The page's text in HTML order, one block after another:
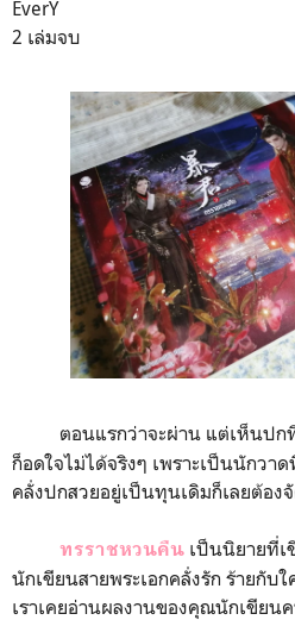
EverY
2 เล่มจบ
ตอนแรกว่าจะผ่าน แต่เห็นปกที่
ก็อดใจไม่ได้จริงๆ เพราะเป็นนักวา
คลั่งปกสวยอยู่เป็นทุนเดิมก็เลยต้อง
ทรราชหวนคืน เป็นนิยายที่เ
นักเขียนสายพระเอกคลั่งรัก ร้ายกับ
เราเคยอ่านผลงานของคุณนักเขียน